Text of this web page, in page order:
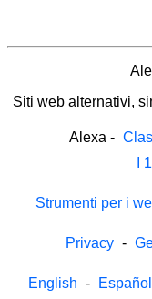
Siti web alternativi,
Alexa -
I
Strumenti per i
Privacy -
English - Español